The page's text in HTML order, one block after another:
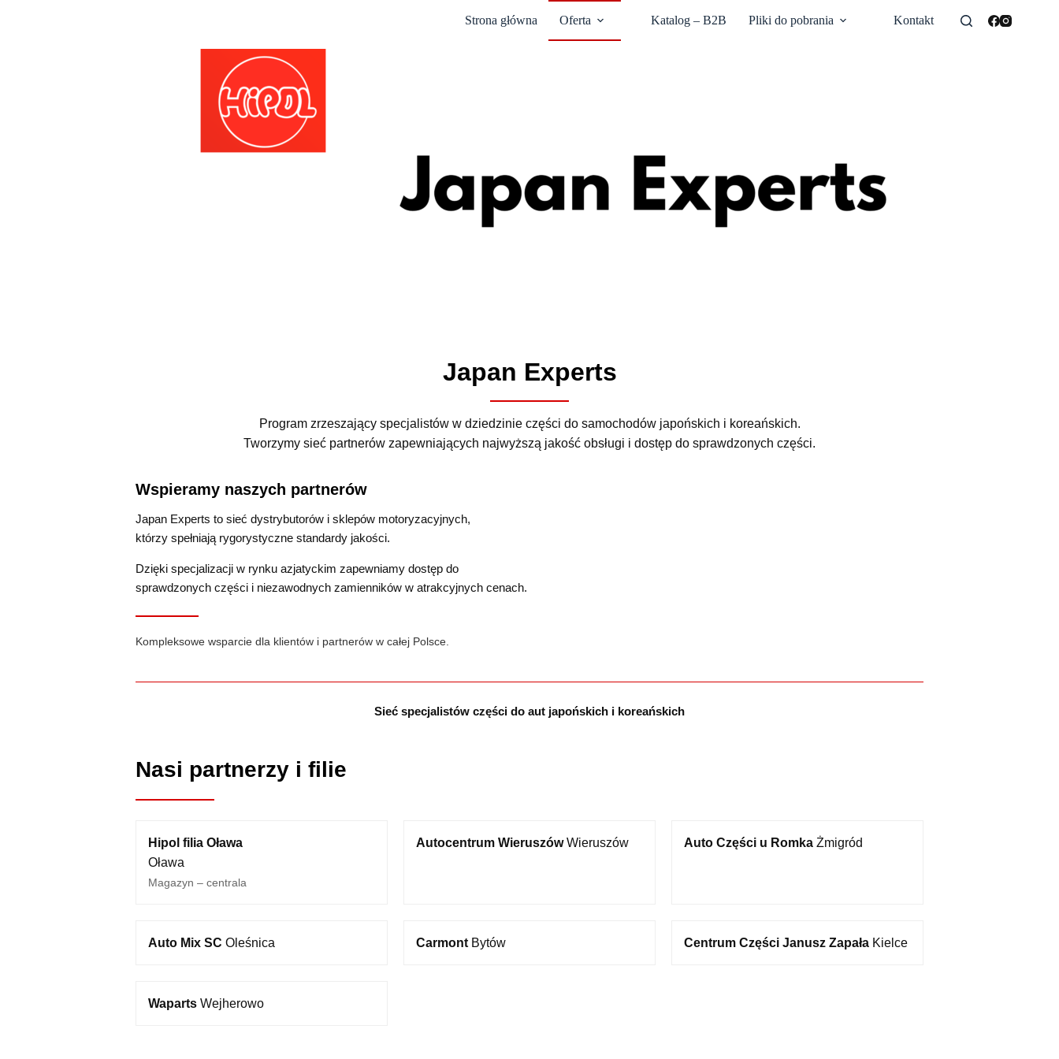
Strona główna Oferta Katalog – B2B Pliki do pobrania Kontakt
Japan Experts
Program zrzeszający specjalistów w dziedzinie części do samochodów japońskich i koreańskich.
Tworzymy sieć partnerów zapewniających najwyższą jakość obsługi i dostęp do sprawdzonych części.
Wspieramy naszych partnerów
Japan Experts to sieć dystrybutorów i sklepów motoryzacyjnych,
którzy spełniają rygorystyczne standardy jakości.
Dzięki specjalizacji w rynku azjatyckim zapewniamy dostęp do
sprawdzonych części i niezawodnych zamienników w atrakcyjnych cenach.
Kompleksowe wsparcie dla klientów i partnerów w całej Polsce.
Sieć specjalistów części do aut japońskich i koreańskich
Nasi partnerzy i filie
Hipol filia Oława
Oława
Magazyn – centrala
Autocentrum WieruszówWieruszów Auto Części u Romka Żmigród
Auto Mix SC Oleśnica Carmont Bytów Centrum Części Janusz Zapała Kielce
Waparts Wejherowo